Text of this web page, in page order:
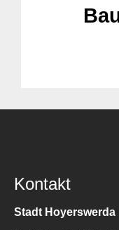
Kontakt
Stadt Hoyerswerda